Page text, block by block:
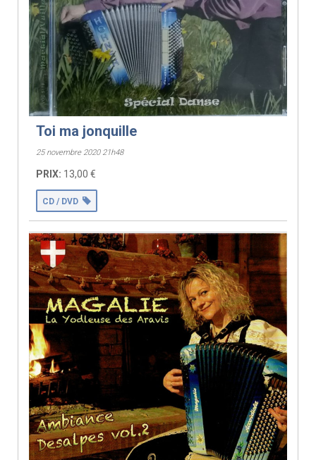
Toi ma jonquille
25 novembre 2020 21h48
PRIX: 13,00 €
CD / DVD